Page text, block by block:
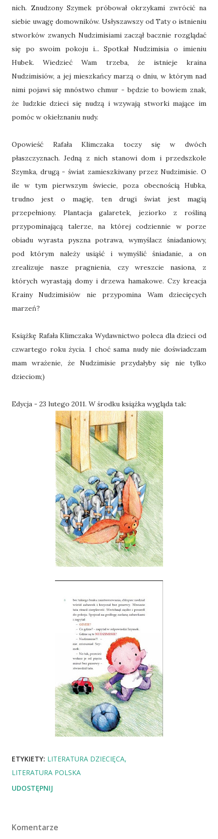
nich. Znudzony Szymek próbował okrzykami zwrócić na
siebie uwagę domowników. Usłyszawszy od Taty o istnieniu
stworków zwanych Nudzimisiami zaczął bacznie rozglądać
się po swoim pokoju i... Spotkał Nudzimisia o imieniu
Hubek. Wiedzieć Wam trzeba, że istnieje kraina
Nudzimisiów, a jej mieszkańcy marzą o dniu, w którym nad
nimi pojawi się mnóstwo chmur - będzie to bowiem znak,
że ludzkie dzieci się nudzą i wzywają stworki mające im
pomóc w okiełznaniu nudy.
Opowieść Rafała Klimczaka toczy się w dwóch
płaszczyznach. Jedną z nich stanowi dom i przedszkole
Szymka, drugą - świat zamieszkiwany przez Nudzimisie. O
ile w tym pierwszym świecie, poza obecnością Hubka,
trudno jest o magię, ten drugi świat jest magią
przepełniony. Plantacja galaretek, jeziorko z rośliną
przypominającą talerze, na której codziennie w porze
obiadu wyrasta pyszna potrawa, wymyślacz śniadaniowy,
pod którym należy usiąść i wymyślić śniadanie, a on
zrealizuje nasze pragnienia, czy wreszcie nasiona, z
których wyrastają domy i drzewa hamakowe. Czy kreacja
Krainy Nudzimisiów nie przypomina Wam dziecięcych
marzeń?
Książkę Rafała Klimczaka Wydawnictwo poleca dla dzieci od
czwartego roku życia. I choć sama nudy nie doświadczam
mam wrażenie, że Nudzimisie przydałyby się nie tylko
dzieciom;)
Edycja - 23 lutego 2011. W środku książka wygląda tak:
ETYKIETY: LITERATURA DZIECIĘCA
LITERATURA POLSKA
UDOSTĘPNIJ
Komentarze